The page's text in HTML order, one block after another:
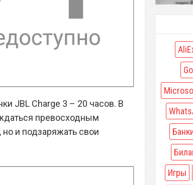
JBL Charge 3 – 20 часов. В
превосходным
и подзаряжать свои
Игры